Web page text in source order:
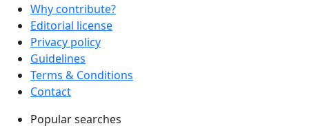
Why contribute?
Editorial license
Privacy policy
Guidelines
Terms & Conditions
Contact
Popular searches